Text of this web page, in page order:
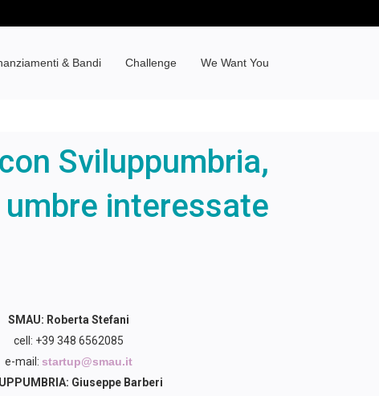
& Bandi Challenge We Want You
Sviluppumbria,
interessate
SMAU: Roberta Stefani
cell: +39 348 6562085
e-mail: startup@smau.it
Giuseppe Barberi